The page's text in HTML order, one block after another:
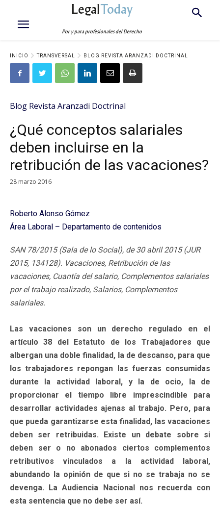
LegalToday
Por y para profesionales del Derecho
INICIO TRANSVERSAL BLOG REVISTA ARANZADI DOCTRINAL
Blog Revista Aranzadi Doctrinal
¿Qué conceptos salariales
deben incluirse en la
retribución de las vacaciones?
28 marzo 2016
Roberto Alonso Gómez
Área Laboral – Departamento de contenidos
SAN 78/2015 (Sala de lo Social), de 30 abril 2015 (JUR
2015, 134128). Vacaciones, Retribución de las
vacaciones, Cuantía del salario, Complementos salariales
por el trabajo realizado, Salarios, Complementos
salariales.
Las vacaciones son un derecho regulado en el
artículo 38 del Estatuto de los Trabajadores que
albergan una doble finalidad, la de descanso, para que
los trabajadores repongan las fuerzas consumidas
durante la actividad laboral, y la de ocio, la de
proporcionar el tiempo libre imprescindible para
desarrollar actividades ajenas al trabajo. Pero, para
que pueda garantizarse esta finalidad, las vacaciones
deben ser retribuidas. Existe un debate sobre si
deben ser o no abonados ciertos complementos
retributivos vinculados a la actividad laboral,
abundando la opinión de que si no se trabaja no se
devenga. La Audiencia Nacional nos recuerda con
esta sentencia que no debe ser así.